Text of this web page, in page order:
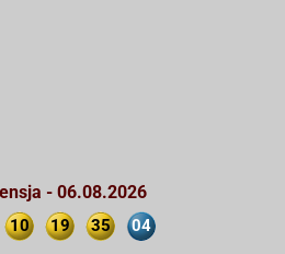
- 06.08.2026
10 19 35 04